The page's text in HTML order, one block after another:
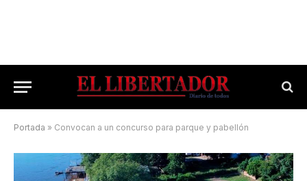
Portada » Convocan a un concurso para parque y pabellón